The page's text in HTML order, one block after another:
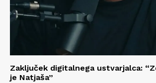
Zaključek digitalnega ustvarjalca:
je Natjaša”